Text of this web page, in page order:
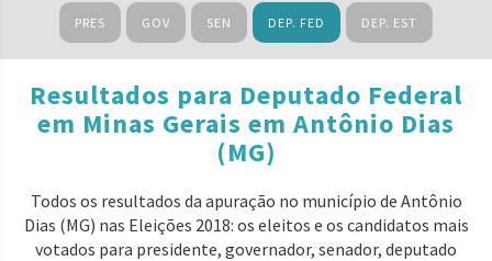
PRES GOV SEN DEP. FED DEP. EST
Resultados para Deputado Federal
em Minas Gerais em Antônio Dias
(MG)
Todos os resultados da apuração no município de Antônio
Dias (MG) nas Eleições 2018: os eleitos e os candidatos mais
votados para presidente, governador, senador, deputado